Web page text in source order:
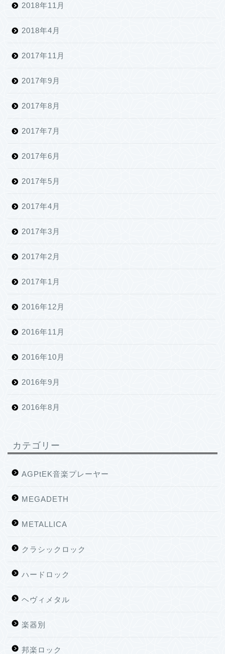
2018年11月
2018年4月
2017年11月
2017年9月
2017年8月
2017年7月
2017年6月
2017年5月
2017年4月
2017年3月
2017年2月
2017年1月
2016年12月
2016年11月
2016年10月
2016年9月
2016年8月
カテゴリー
AGPtEK音楽プレーヤー
MEGADETH
METALLICA
クラシックロック
ハードロック
ヘヴィメタル
楽器別
邦楽ロック